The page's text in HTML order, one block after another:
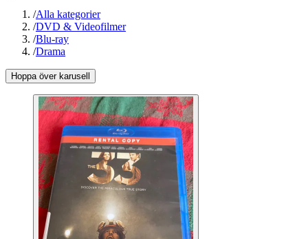
/Alla kategorier
/DVD & Videofilmer
/Blu-ray
/Drama
Hoppa över karusell